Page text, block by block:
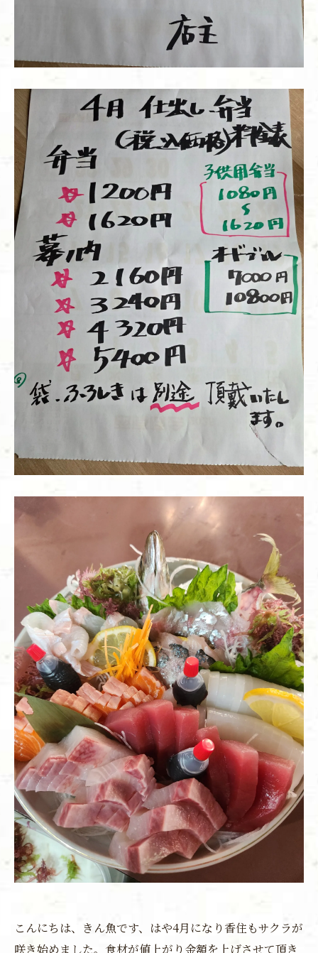
こんにちは、きん魚です、はや4月になり香住もサクラが
咲き始めました。食材が値上がり金額を上げさせて頂き